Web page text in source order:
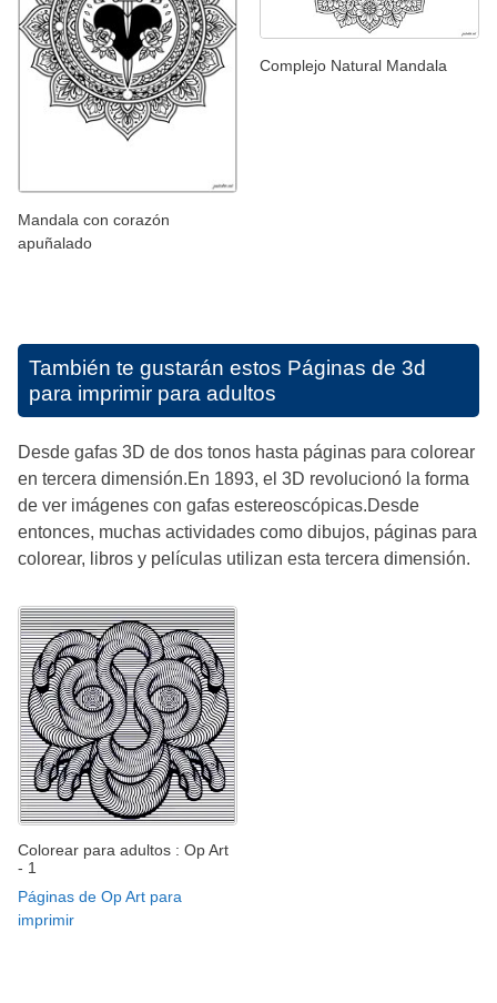
Mandala con corazón
apuñalado
Complejo Natural Mandala
También te gustarán estos Páginas de 3d
para imprimir para adultos
Desde gafas 3D de dos tonos hasta páginas para colorear
en tercera dimensión.En 1893, el 3D revolucionó la forma
de ver imágenes con gafas estereoscópicas.Desde
entonces, muchas actividades como dibujos, páginas para
colorear, libros y películas utilizan esta tercera dimensión.
Colorear para adultos : Op Art
- 1
Páginas de Op Art para
imprimir